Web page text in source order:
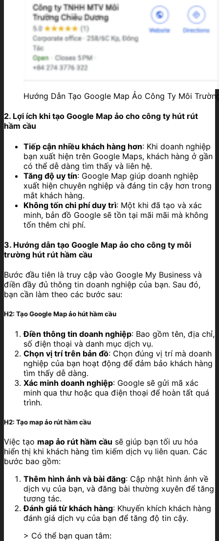
Hướng Dẫn Tạo Google Map Ảo Công Ty Môi
2. Lợi ích khi tạo Google Map ảo cho công ty hút rút
hầm cầu
Tiếp cận nhiều khách hàng hơn: Khi doanh nghiệp
bạn xuất hiện trên Google Maps, khách hàng ở gần
có thể dễ dàng tìm thấy và liên hệ.
Tăng độ uy tín: Google Map giúp doanh nghiệp
xuất hiện chuyên nghiệp và đáng tin cậy hơn trong
mắt khách hàng.
Không tốn chi phí duy trì: Một khi đã tạo và xác
minh, bản đồ Google sẽ tồn tại mãi mãi mà không
tốn thêm chi phí.
3. Hướng dẫn tạo Google Map ảo cho công ty môi
trường hút rút hầm cầu
Bước đầu tiên là truy cập vào Google My Business và
điền đầy đủ thông tin doanh nghiệp của bạn. Sau đó,
bạn cần làm theo các bước sau:
H2: Tạo Google Map ảo hút hầm cầu
Điền thông tin doanh nghiệp: Bao gồm tên, địa chỉ,
số điện thoại và danh mục dịch vụ.
Chọn vị trí trên bản đồ: Chọn đúng vị trí mà doanh
nghiệp của bạn hoạt động để đảm bảo khách hàng
tìm thấy dễ dàng.
Xác minh doanh nghiệp: Google sẽ gửi mã xác
minh qua thư hoặc qua điện thoại để hoàn tất quá
trình.
H2: Tạo map ảo rút hầm cầu
Việc tạo map ảo rút hầm cầu sẽ giúp bạn tối ưu hóa
hiển thị khi khách hàng tìm kiếm dịch vụ liên quan. Các
bước bao gồm:
Thêm hình ảnh và bài đăng: Cập nhật hình ảnh về
dịch vụ của bạn, và đăng bài thường xuyên để tăng
tương tác.
Đánh giá từ khách hàng: Khuyến khích khách hàng
đánh giá dịch vụ của bạn để tăng độ tin cậy.
> Có thể bạn quan tâm: